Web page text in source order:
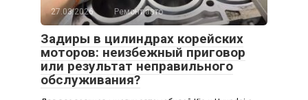
27.03.2026 Ремонт авто
Задиры в цилиндрах корейских
моторов: неизбежный приговор
или результат неправильного
обслуживания?